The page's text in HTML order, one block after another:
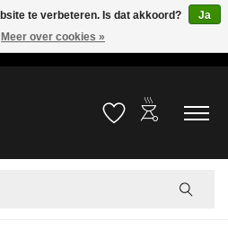
verzonden! ( 6,95 verzendkosten, vanaf 75
Verlanglijst
outdoor_grill
te verbeteren. Is dat akkoord?
Ja
Meer over cookies »